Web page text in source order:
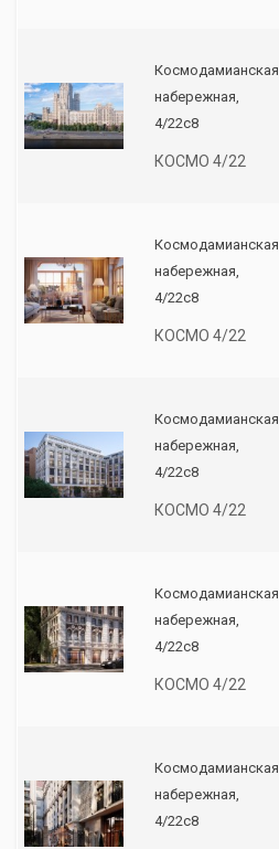
Космодамианская
набережная,
4/22с8
КОСМО 4/22
Космодамианская
набережная,
4/22с8
КОСМО 4/22
Космодамианская
набережная,
4/22с8
КОСМО 4/22
Космодамианская
набережная,
4/22с8
КОСМО 4/22
Космодамианская
набережная,
4/22с8